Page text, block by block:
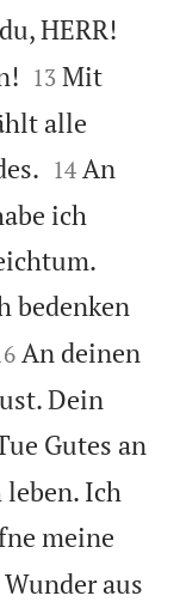
HERR!


13 Mit
alle


14 An
ich
bedenken
An deinen
Dein
Gutes an
Ich
meine
aus